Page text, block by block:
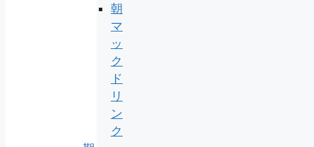
朝
マ
ッ
ク
ド
リ
ン
ク